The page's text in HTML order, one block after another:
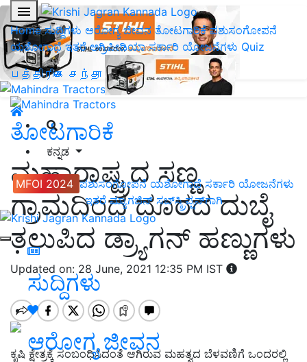
Home ಸುದ್ದಿಗಳು ಆರೋಗ್ಯ ಜೀವನ ತೋಟಗಾರಿಕೆಪಶುಸಂಗೋಪನೆ
ಯಶೋಗಾಥೆ ಇತರೆ ಅಗ್ರಿಪೀಡಿಯಾ ಸರ್ಕಾರಿ ಯೋಜನೆಗಳು Quiz
பத்திரிகை சந்தா
ಕನ್ನಡ
MFOI 2024 ಪಶುಸಂಗೋಪನೆ ಯಶೋಗಾಥೆ ಸರ್ಕಾರಿ ಯೋಜನೆಗಳು
ಇತರೆ ಮ್ಯಾಗಜಿನ್‌ ಸಬ್‌ಸ್ಕ್ರಿಪ್ಷನ್‌ಗಾಗಿ
ಸುದ್ದಿಗಳು
ಆರೋಗ್ಯ ಜೀವನ
ತೋಟಗಾರಿಕೆ
ಮಹಾರಾಷ್ಟ್ರದ ಸಣ್ಣ
ಗ್ರಾಮದಿಂದ ದೂರದ ದುಬೈ
ತಲುಪಿದ ಡ್ರ್ಯಾಗನ್ ಹಣ್ಣುಗಳು
Updated on: 28 June, 2021 12:35 PM IST
ಕೃಷಿ ಕ್ಷೇತ್ರಕ್ಕೆ ಸಂಬಂಧಿಸಿದಂತೆ ಆಗಿರುವ ಮಹತ್ವದ ಬೆಳವಣಿಗೆ ಒಂದರಲ್ಲಿ